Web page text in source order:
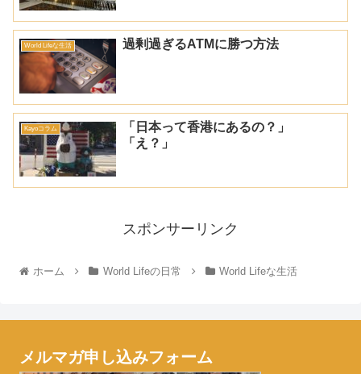
World Lifeな生活 過剰過ぎるATMに勝つ方法
Kayoコラム
「日本って香港にあるの？」
「え？」
スポンサーリンク
ホーム World Lifeの日常 World Lifeな生活
メルマガ申し込みフォーム